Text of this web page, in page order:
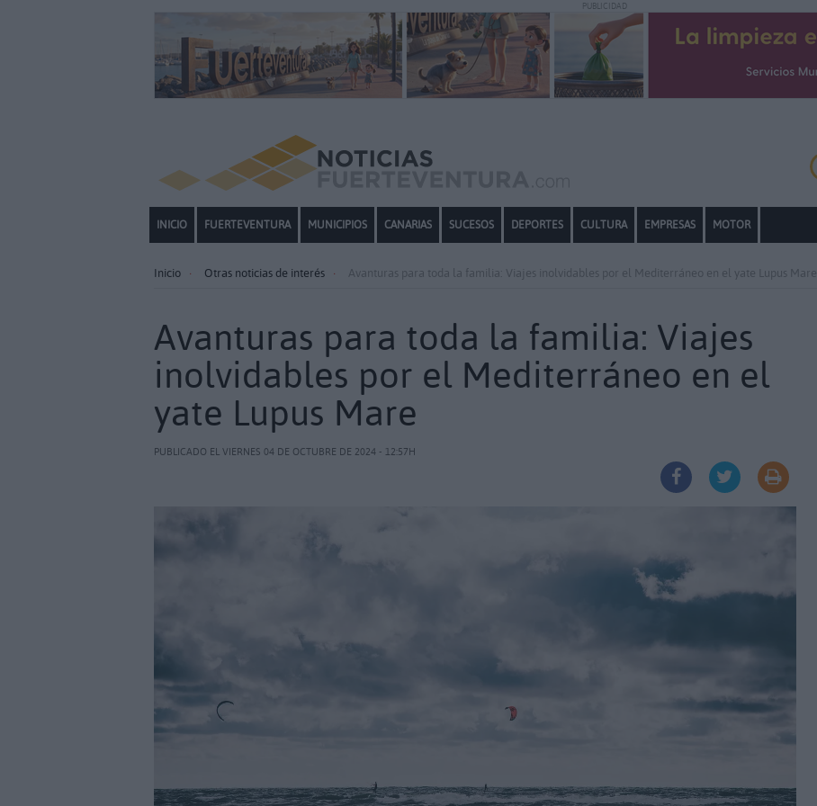
PUBLICIDAD
INICIO FUERTEVENTURA MUNICIPIOS CANARIAS SUCESOS DEPORTES CULTURA EMPRESAS MOTOR
Inicio Otras noticias de interés Avanturas para toda la familia: Viajes inolvidables por el Mediterráneo en el yate Lupus Mare
Avanturas para toda la familia: Viajes
inolvidables por el Mediterráneo en el
yate Lupus Mare
PUBLICADO EL VIERNES 04 DE OCTUBRE DE 2024 - 12:57H